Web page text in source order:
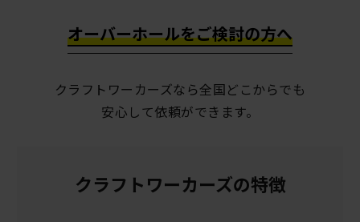
オーバーホールをご検討の方へ
クラフトワーカーズなら全国どこからでも
安心して依頼ができます。
クラフトワーカーズの特徴